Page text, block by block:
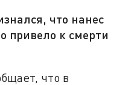
что нанес
привело к смерти
что в